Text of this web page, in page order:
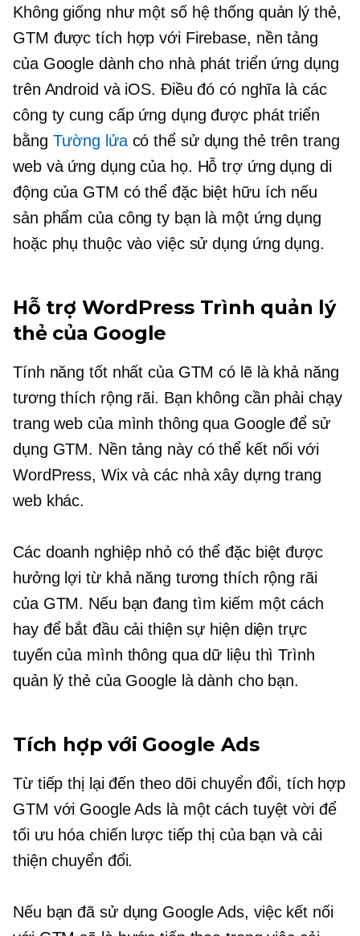
Không giống như một số hệ thống quản lý thẻ,
GTM được tích hợp với Firebase, nền tảng
của Google dành cho nhà phát triển ứng dụng
trên Android và iOS. Điều đó có nghĩa là các
công ty cung cấp ứng dụng được phát triển
bằng Tường lửacó thể sử dụng thẻ trên trang
web và ứng dụng của họ. Hỗ trợ ứng dụng di
động của GTM có thể đặc biệt hữu ích nếu
sản phẩm của công ty bạn là một ứng dụng
hoặc phụ thuộc vào việc sử dụng ứng dụng.
Hỗ trợ WordPress Trình quản lý
thẻ của Google
Tính năng tốt nhất của GTM có lẽ là khả năng
tương thích rộng rãi. Bạn không cần phải chạy
trang web của mình thông qua Google để sử
dụng GTM. Nền tảng này có thể kết nối với
WordPress, Wix và các nhà xây dựng trang
web khác.
Các doanh nghiệp nhỏ có thể đặc biệt được
hưởng lợi từ khả năng tương thích rộng rãi
của GTM. Nếu bạn đang tìm kiếm một cách
hay để bắt đầu cải thiện sự hiện diện trực
tuyến của mình thông qua dữ liệu thì Trình
quản lý thẻ của Google là dành cho bạn.
Tích hợp với Google Ads
Từ tiếp thị lại đến theo dõi chuyển đổi, tích hợp
GTM với Google Ads là một cách tuyệt vời để
tối ưu hóa chiến lược tiếp thị của bạn và cải
thiện chuyển đổi.
Nếu bạn đã sử dụng Google Ads, việc kết nối